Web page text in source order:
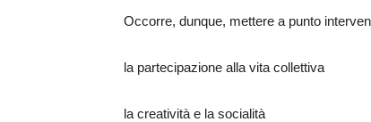
Occorre, dunque, mettere a punto
la partecipazione alla vita collettiva
la creatività e la socialità